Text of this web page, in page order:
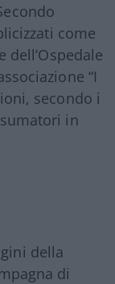
come
dell’Ospedale
“I
secondo i
in
della
di